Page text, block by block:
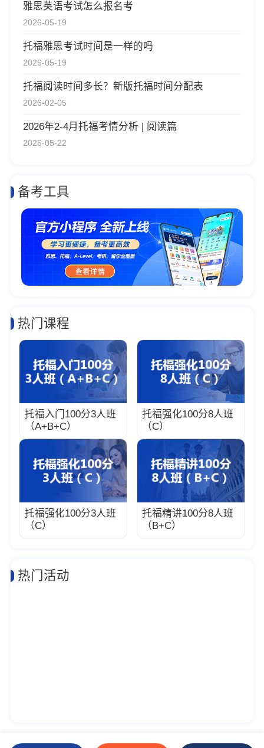
雅思英语考试怎么报名考
2026-05-19
托福雅思考试时间是一样的吗
2026-05-19
托福阅读时间多长？新版托福时间分配表
2026-02-05
2026年2-4月托福考情分析 | 阅读篇
2026-05-22
备考工具
热门课程
托福入门100分3人班
（A+B+C）
托福强化100分8人班
（C）
托福强化100分3人班
（C）
托福精讲100分8人班
（B+C）
热门活动